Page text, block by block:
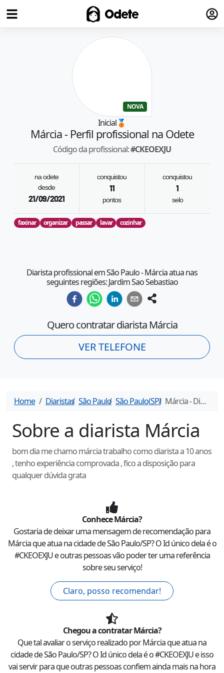
Odete
NOVA
Inicial🥉
Márcia- Perfil profissional na Odete
Código da profissional:#CKEOEXJU
na odete
desde
21/09/2021
conquistou
11
pontos
conquistou
1
selo
faxinar organizar passar lavar cozinhar
Diarista profissional em São Paulo - Márcia atua nas
seguintes regiões: Jardim Sao Sebastiao
Quero contratar diarista Márcia
VER TELEFONE
Home Diaristas São Paulo São Paulo(SP) Márcia- Diarista em
Sobre a diarista Márcia
bom dia me chamo márcia trabalho como diarista a 10 anos
, tenho experiência comprovada , fico a disposição para
qualquer dúvida grata
ConheceMárcia?
Gostaria de deixar uma mensagem de recomendação para
Márciaque atua na cidade deSão Paulo/SP? O Id único dela é o
#CKEOEXJUe outras pessoas vão poder ter uma referência
sobre seu serviço!
Claro, posso recomendar!
Chegou a contratarMárcia?
Que tal avaliar o serviço realizado porMárciaque atua na
cidade deSão Paulo/SP? O Id único dela é o #CKEOEXJUe isso
vai servir para que outras pessoas confiem ainda mais na hora